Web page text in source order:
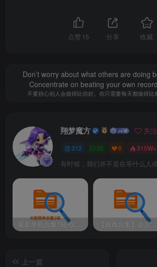
点赞 15 分享 收藏
Don’t worry about what others are doing
Concentrate on beating your own
不要担心别人会做得比你好。你只需要每天都做得比
翔梦魔方 关注
312 22 6 315W+
最新单机合集1站-仅本站用户可下载（直链满速下载） 【游戏合集】会员“知己”分享 1T网游单
上一篇